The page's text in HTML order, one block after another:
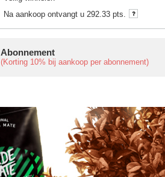
Abonnement
(Korting 10% bij aankoop per abonnement)
Na aankoop ontvangt u 292.33 pts.